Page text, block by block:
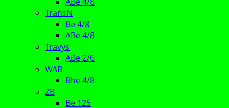
TransN
Be 4/8
ABe 4/8
Travys
ABe 2/6
WAB
Bhe 4/8
ZB
Be 125